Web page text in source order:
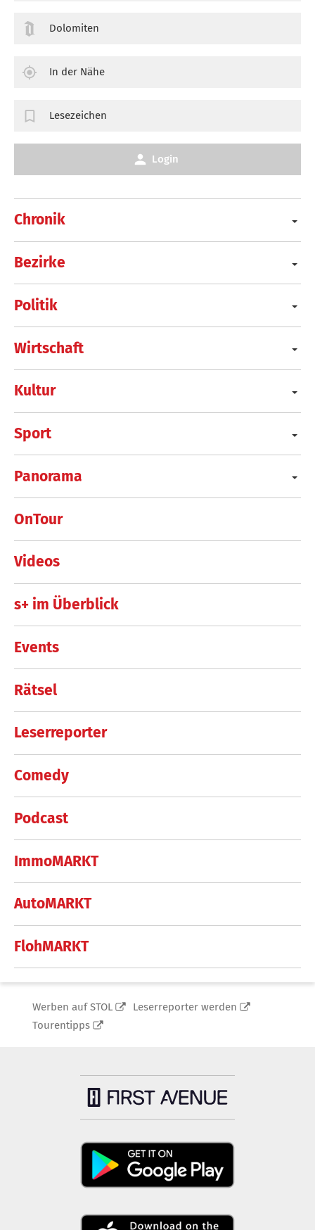
Chronik
Bezirke
Politik
Wirtschaft
Kultur
Sport
Panorama
OnTour
Videos
s+ im Überblick
Events
Rätsel
Leserreporter
Comedy
Podcast
ImmoMARKT
AutoMARKT
FlohMARKT
Dolomiten
In der Nähe
Lesezeichen
Login
Werben auf STOL
Leserreporter werden
Tourentipps